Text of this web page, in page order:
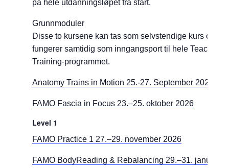
på hele utdanningsløpet fra start.
Grunnmoduler
Disse to kursene kan tas som selvstendige kurs og
fungerer samtidig som inngangsport til hele Teacher
Training-programmet.
Anatomy Trains in Motion 25.-27. September 2026
FAMO Fascia in Focus 23.–25. oktober 2026
Level 1
FAMO Practice 1 27.–29. november 2026
FAMO BodyReading & Rebalancing 29.–31. januar